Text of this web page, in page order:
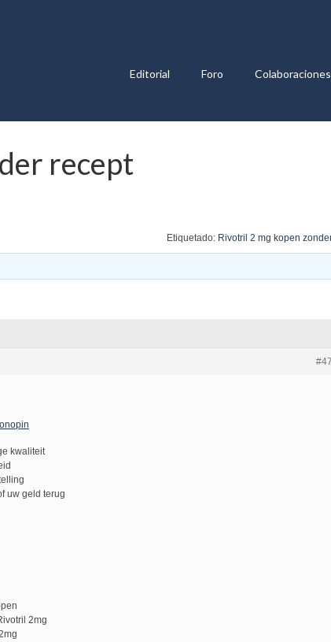
Editorial Foro Colaboraciones
recept
Etiquetado: Rivotril 2 mg kopen
kwaliteit
uw geld terug
2mg